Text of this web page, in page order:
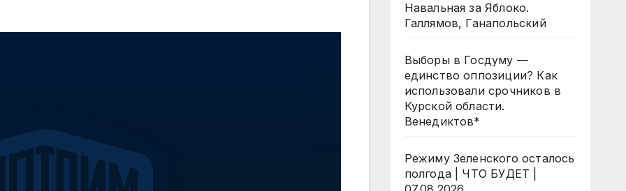
Навальная за Яблоко.
Галлямов, Ганапольский
Выборы в Госдуму —
единство оппозиции? Как
использовали срочников в
Курской области.
Венедиктов*
Режиму Зеленского осталось
полгода | ЧТО БУДЕТ |